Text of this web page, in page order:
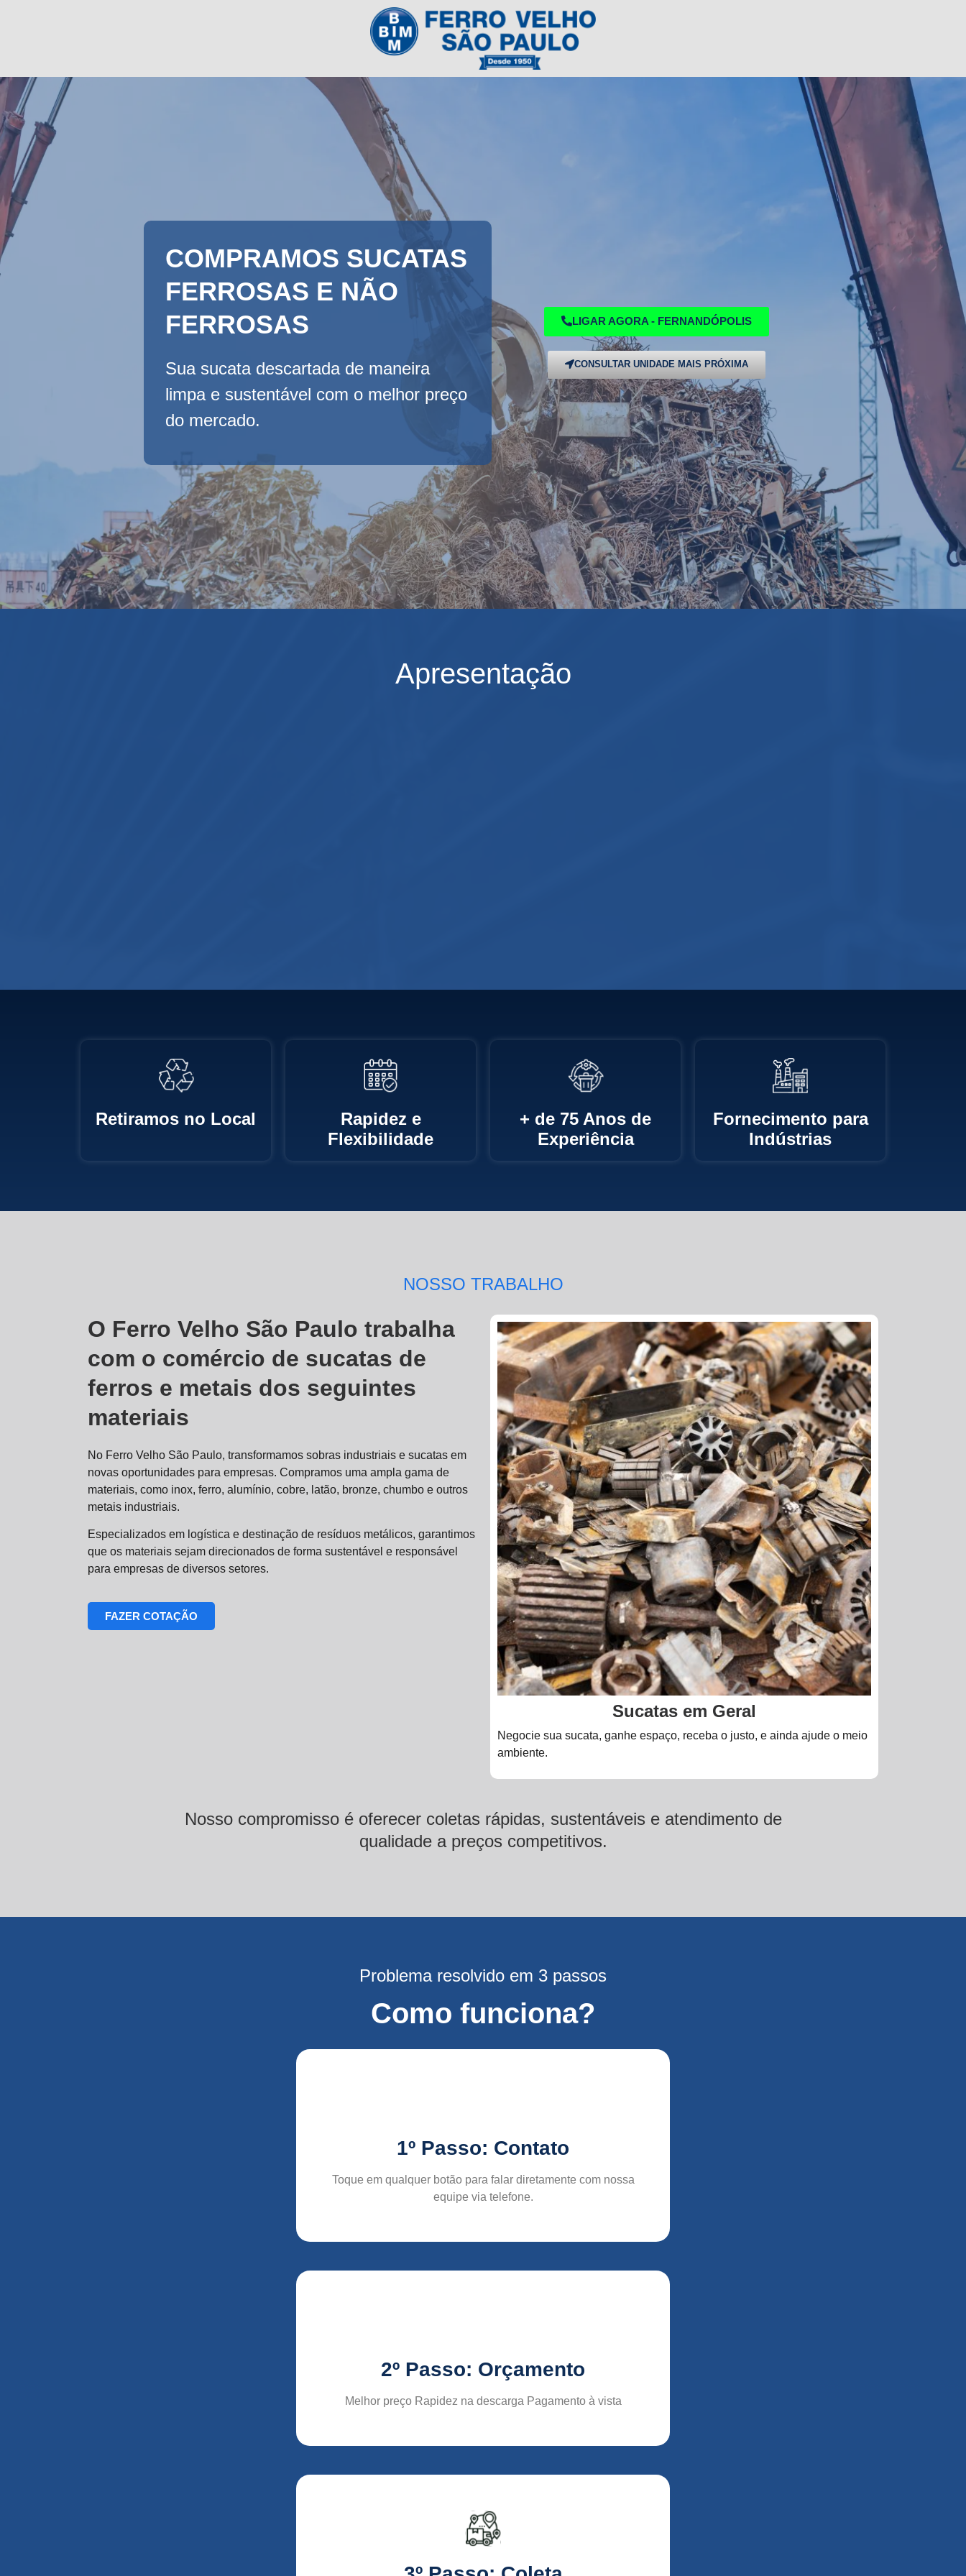
COMPRAMOS SUCATAS
FERROSAS E NÃO
FERROSAS
Sua sucata descartada de maneira
limpa e sustentável com o melhor preço
do mercado.
LIGAR AGORA - FERNANDÓPOLIS
CONSULTAR UNIDADE MAIS PRÓXIMA
Apresentação
Retiramos no Local
Rapidez e
Flexibilidade
+ de 75 Anos de
Experiência
Fornecimento para
Indústrias
NOSSO TRABALHO
O Ferro Velho São Paulo trabalha
com o comércio de sucatas de
ferros e metais dos seguintes
materiais
No Ferro Velho São Paulo, transformamos sobras industriais e sucatas em
novas oportunidades para empresas. Compramos uma ampla gama de
materiais, como inox, ferro, alumínio, cobre, latão, bronze, chumbo e outros
metais industriais.
Especializados em logística e destinação de resíduos metálicos, garantimos
que os materiais sejam direcionados de forma sustentável e responsável
para empresas de diversos setores.
FAZER COTAÇÃO
Sucatas em Geral
Negocie sua sucata, ganhe espaço, receba o justo, e ainda ajude o meio
ambiente.
Nosso compromisso é oferecer coletas rápidas, sustentáveis e atendimento de
qualidade a preços competitivos.
Problema resolvido em 3 passos
Como funciona?
1º Passo: Contato
Toque em qualquer botão para falar diretamente com nossa
equipe via telefone.
2º Passo: Orçamento
Melhor preço Rapidez na descarga Pagamento à vista